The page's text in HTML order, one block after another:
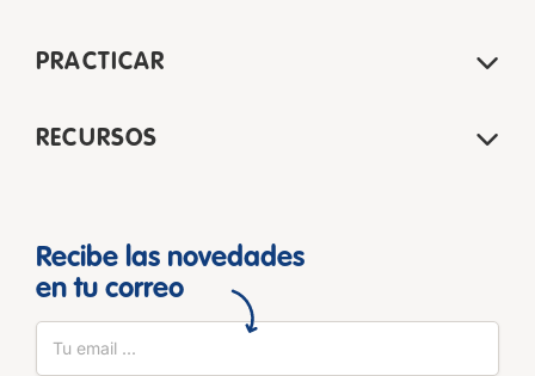
PRACTICAR
RECURSOS
Recibe las novedades
en tu correo